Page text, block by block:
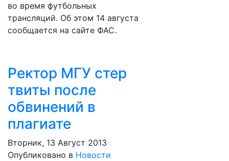
во время футбольных
трансляций. Об этом 14 августа
сообщается на сайте ФАС.
Ректор МГУ стер
твиты после
обвинений в
плагиате
Вторник, 13 Август 2013
Опубликовано в Новости